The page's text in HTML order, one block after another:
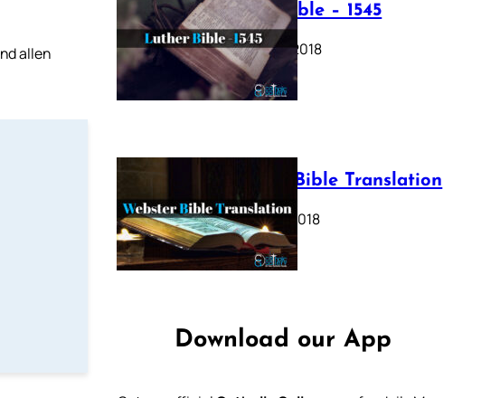
allen
Luther Bible – 1545
October 17, 2018
Webster Bible Translation
October 11, 2018
Download our App